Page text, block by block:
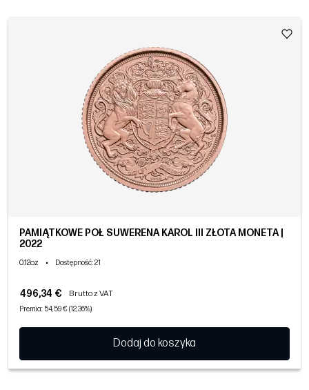
PAMIĄTKOWE PÓŁ SUWERENA KAROL III ZŁOTA MONETA |
2022
0.12oz • Dostępność: 21
496,34 € Brutto z VAT
Premia: 54,59 € (12,36%)
Dodaj do koszyka